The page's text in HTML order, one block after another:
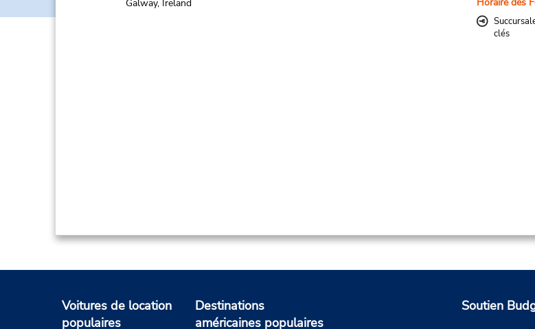
Galway, Ireland
clés
Voitures de location
populaires
Destinations
américaines populaires
Soutien